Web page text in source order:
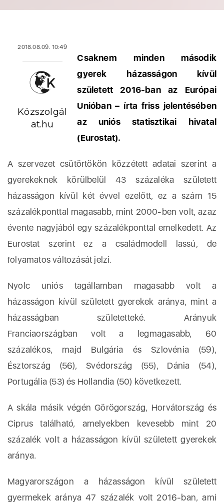
2018.08.09. 10:49
Közszolgál
at.hu
Csaknem minden második
gyerek házasságon kívül
született 2016-ban az Európai
Unióban – írta friss jelentésében
az uniós statisztikai hivatal
(Eurostat).
A szervezet csütörtökön közzétett adatai szerint a
gyerekeknek körülbelül 43 százaléka született
házasságon kívül két évvel ezelőtt, ez a szám 15
százalékponttal magasabb, mint 2000-ben volt, azaz
évente nagyjából egy százalékponttal emelkedett. Az
Eurostat szerint ez a családmodell lassú, de
folyamatos változását jelzi.
Nyolc uniós tagállamban magasabb volt a
házasságon kívül született gyerekek aránya, mint a
házasságban születetteké. Arányuk
Franciaországban volt a legmagasabb, 60
százalékos, majd Bulgária és Szlovénia (59),
Észtország (56), Svédország (55), Dánia (54),
Portugália (53) és Hollandia (50) következett.
A skála másik végén Görögország, Horvátország és
Ciprus található, amelyekben kevesebb mint 20
százalék volt a házasságon kívül született gyerekek
aránya.
Magyarországon a házasságon kívül született
gyermekek aránya 47 százalék volt 2016-ban, ami